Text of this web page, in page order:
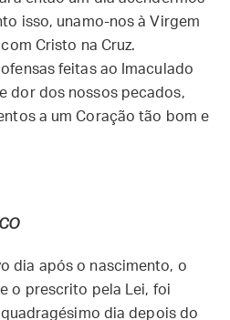
isso, unamo-nos à Virgem
Cristo na Cruz.
feitas ao Imaculado
dor dos nossos pecados,
a um Coração tão bom e
dia após o nascimento, o
o prescrito pela Lei, foi
dia depois do